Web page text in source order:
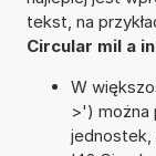
tekst, na
Circular mil a
W
>') można
jednostek,